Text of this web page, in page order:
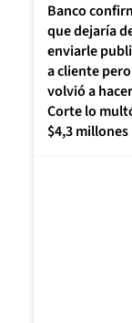
Banco
que dejaría
enviarle
a cliente pero
volvió a
Corte lo
$4,3 millones